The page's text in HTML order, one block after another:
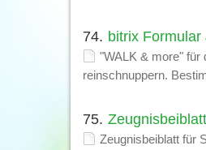
74. bitrix Formular
"WALK & more" für
reinschnuppern.
75. Zeugnisbeiblatt
Zeugnisbeiblatt für